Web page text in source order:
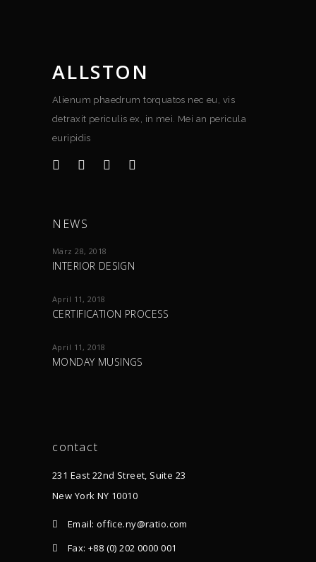
ALLSTON
Alienum phaedrum torquatos nec eu, vis
detraxit periculis ex, in mei. Mei an pericula
euripidis
NEWS
März 28, 2018
INTERIOR DESIGN
April 11, 2018
CERTIFICATION PROCESS
April 11, 2018
MONDAY MUSINGS
contact
231 East 22nd Street, Suite 23
New York NY 10010
Email: office.ny@ratio.com
Fax: +88 (0) 202 0000 001